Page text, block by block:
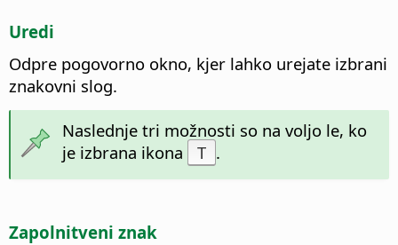
Uredi
Odpre pogovorno okno, kjer lahko urejate izbrani
znakovni slog.
Naslednje tri možnosti so na voljo le, ko
je izbrana ikona
T .
Zapolnitveni znak